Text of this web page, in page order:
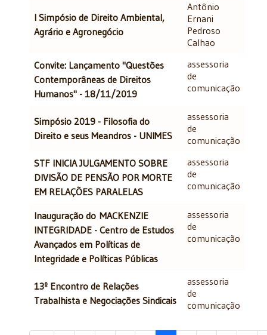
I Simpósio de Direito Ambiental,
Agrário e Agronegócio
Antônio
Ernani
Pedroso
Calhao
Convite: Lançamento "Questões
Contemporâneas de Direitos
Humanos" - 18/11/2019
assessoria
de
comunicação
Simpósio 2019 - Filosofia do
Direito e seus Meandros - UNIMES
assessoria
de
comunicação
STF INICIA JULGAMENTO SOBRE
DIVISÃO DE PENSÃO POR MORTE
EM RELAÇÕES PARALELAS
assessoria
de
comunicação
Inauguração do MACKENZIE
INTEGRIDADE - Centro de Estudos
Avançados em Políticas de
Integridade e Políticas Públicas
assessoria
de
comunicação
13º Encontro de Relações
Trabalhista e Negociações Sindicais
assessoria
de
comunicação